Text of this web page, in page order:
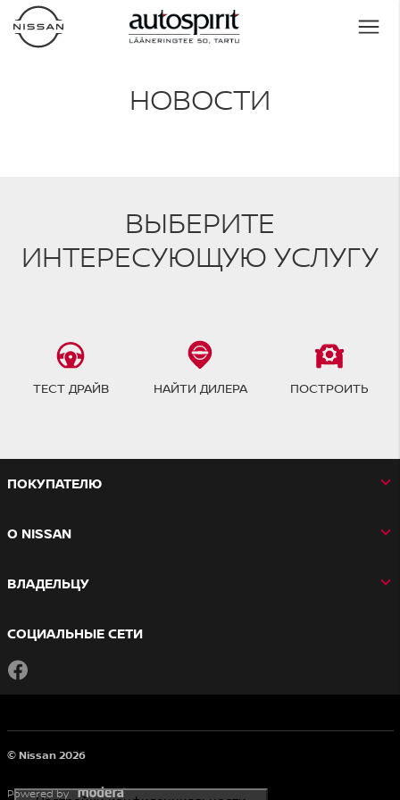
НОВОСТИ
ВЫБЕРИТЕ
ИНТЕРЕСУЮЩУЮ УСЛУГУ
ТЕСТ ДРАЙВ НАЙТИ ДИЛЕРА ПОСТРОИТЬ
ПОКУПАТЕЛЮ
О NISSAN
ВЛАДЕЛЬЦУ
СОЦИАЛЬНЫЕ СЕТИ
© Nissan 2026
Powered by